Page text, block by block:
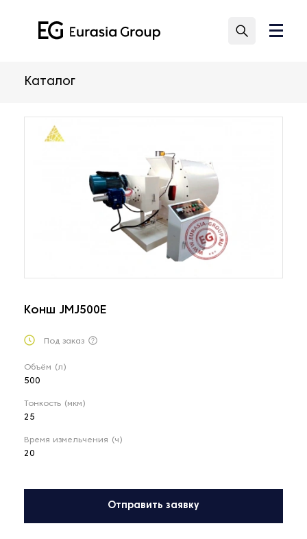
Каталог
Конш JMJ500E
Под заказ
Объём (л)
500
Тонкость (мкм)
25
Время измельчения (ч)
20
Отправить заявку